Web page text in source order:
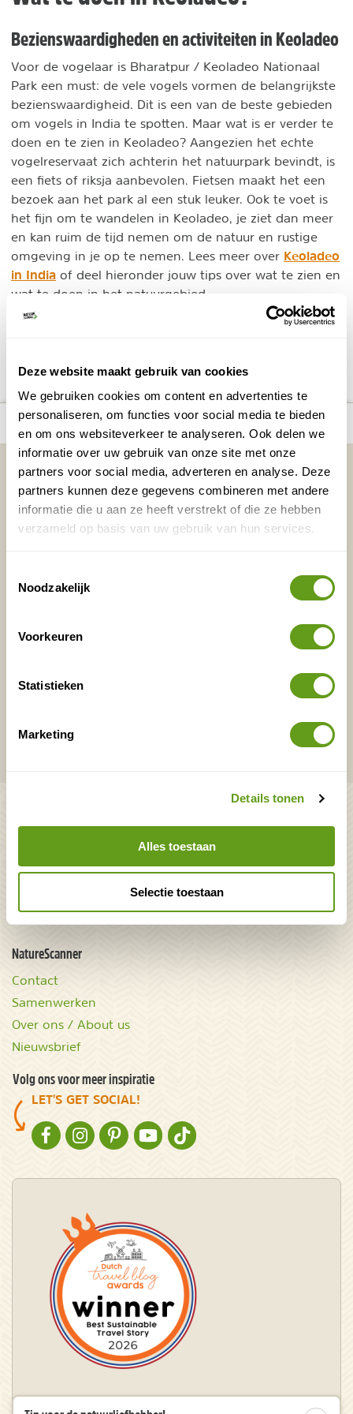
Deze website maakt gebruik van cookies
We gebruiken cookies om content en advertenties te
personaliseren, om functies voor social media te bieden
en om ons websiteverkeer te analyseren. Ook delen we
informatie over uw gebruik van onze site met onze
partners voor social media, adverteren en analyse. Deze
partners kunnen deze gegevens combineren met andere
informatie die u aan ze heeft verstrekt of die ze hebben
verzameld op basis van uw gebruik van hun services.
Noodzakelijk
Voorkeuren
Statistieken
Marketing
Details tonen
Alles toestaan
Selectie toestaan
Bezienswaardigheden en activiteiten in Keoladeo
Voor de vogelaar is Bharatpur / Keoladeo Nationaal
Park een must: de vele vogels vormen de belangrijkste
bezienswaardigheid. Dit is een van de beste gebieden
om vogels in India te spotten. Maar wat is er verder te
doen en te zien in Keoladeo? Aangezien het echte
vogelreservaat zich achterin het natuurpark bevindt, is
een fiets of riksja aanbevolen. Fietsen maakt het een
bezoek aan het park al een stuk leuker. Ook te voet is
het fijn om te wandelen in Keoladeo, je ziet dan meer
en kan ruim de tijd nemen om de natuur en rustige
omgeving in je op te nemen. Lees meer over Keoladeo
in India of deel hieronder jouw tips over wat te zien en
wat te doen in het natuurgebied.
number_of_trips:
5 Bekijk alle reizen naar Keoladeo Bekijk kaart
Vakantietips & Inspiratie?
Voornaam Achternaam
Onontdekte plekjes en leuke aanbiedingen voor
Mooiste plekken op
wAARDEvol reizen
Zoek op reistype
Groepsaccommodaties
NatureScanner
Contact
Samenwerken
Over ons / About us
Nieuwsbrief
Volg ons voor meer inspiratie
LET'S GET SOCIAL!
NATURESCANNER OP FACEBOOK
NATURESCANNER OP INSTAGRAM
NATURESCANNER OP PINTEREST
NATURESCANNER OP YOUTUBE
NATURESCANNER OP TIKTOK